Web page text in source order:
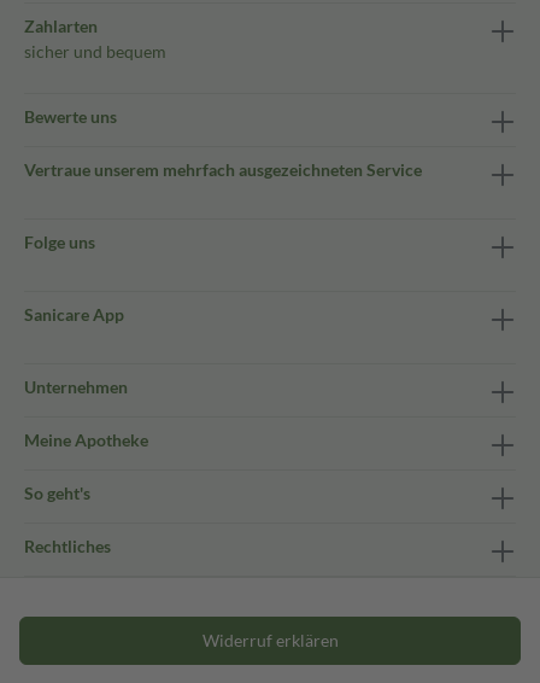
Zahlarten
sicher und bequem
Bewerte uns
Vertraue unserem mehrfach ausgezeichneten Service
Folge uns
Sanicare App
Unternehmen
Meine Apotheke
So geht's
Rechtliches
Widerruf erklären